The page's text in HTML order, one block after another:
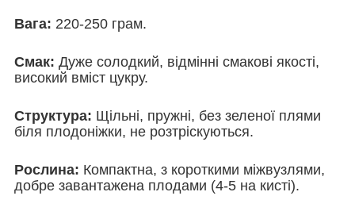
Вага: 220-250 грам.
Смак: Дуже солодкий, відмінні смакові якості,
високий вміст цукру.
Структура: Щільні, пружні, без зеленої плями
біля плодоніжки, не розтріскуються.
Рослина: Компактна, з короткими міжвузлями,
добре завантажена плодами (4-5 на кисті).